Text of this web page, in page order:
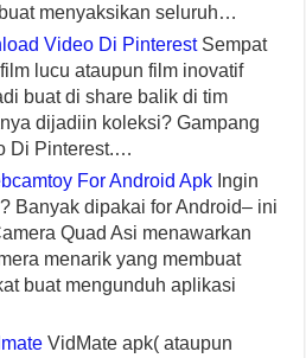
menyaksikan seluruh…
Video Di PinterestSempat
lucu ataupun film inovatif
buat di share balik di tim
dijadiin koleksi? Gampang
Di Pinterest.…
For Android Apk Ingin
Banyak dipakai for Android– ini
Quad Asi menawarkan
menarik yang membuat
buat mengunduh aplikasi
VidMate apk( ataupun